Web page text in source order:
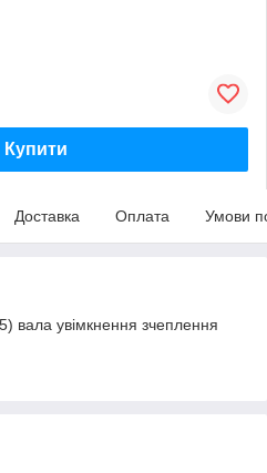
Купити
Доставка Оплата Умови
увімкнення зчеплення